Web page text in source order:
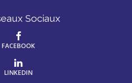
Sociaux
FACEBOOK
LINKEDIN